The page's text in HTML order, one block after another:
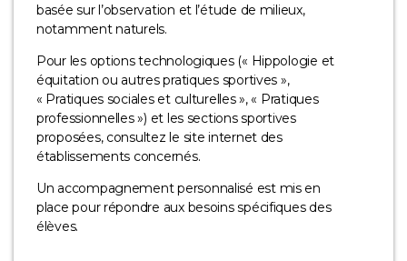
basée sur l’observation et l’étude de milieux,
notamment naturels.
Pour les options technologiques (« Hippologie et
équitation ou autres pratiques sportives »,
« Pratiques sociales et culturelles », « Pratiques
professionnelles ») et les sections sportives
proposées, consultez le site internet des
établissements concernés.
Un accompagnement personnalisé est mis en
place pour répondre aux besoins spécifiques des
élèves.